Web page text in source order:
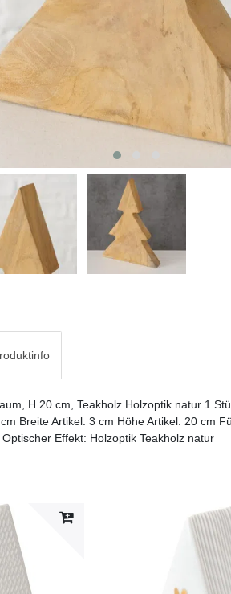
H 20 cm, Teakholz Holzoptik natur 1
Breite Artikel: 3 cm Höhe Artikel: 20 cm
Effekt: Holzoptik Teakholz natur